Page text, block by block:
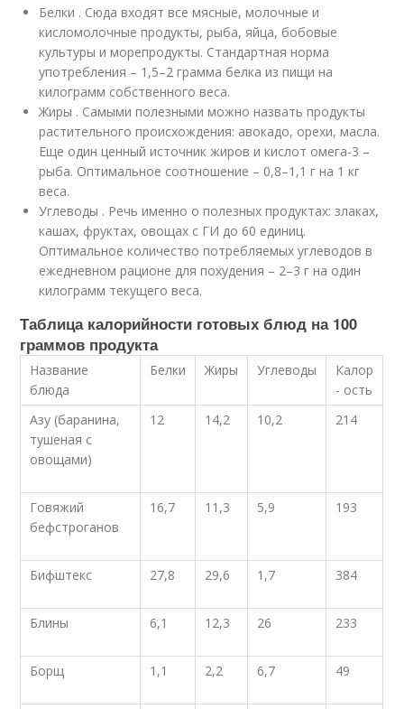
Белки . Сюда входят все мясные, молочные и
кисломолочные продукты, рыба, яйца, бобовые
культуры и морепродукты. Стандартная норма
употребления – 1,5–2 грамма белка из пищи на
килограмм собственного веса.
Жиры . Самыми полезными можно назвать продукты
растительного происхождения: авокадо, орехи, масла.
Еще один ценный источник жиров и кислот омега-3 –
рыба. Оптимальное соотношение – 0,8–1,1 г на 1 кг
веса.
Углеводы . Речь именно о полезных продуктах: злаках,
кашах, фруктах, овощах с ГИ до 60 единиц.
Оптимальное количество потребляемых углеводов в
ежедневном рационе для похудения – 2–3 г на один
килограмм текущего веса.
Таблица калорийности готовых блюд на 100
граммов продукта
Название
блюда
Белки Жиры Углеводы
Калор
- ость
Азу (баранина,
тушеная с
овощами)
12 14,2 10,2 214
Говяжий
бефстроганов
16,7 11,3 5,9 193
Бифштекс 27,8 29,6 1,7 384
Блины 6,1 12,3 26 233
Борщ 1,1 2,2 6,7 49